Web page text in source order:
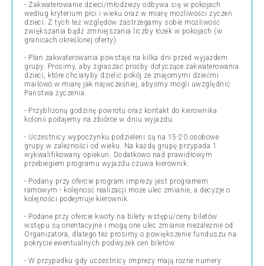
- Zakwaterowanie dzieci/młodzieży odbywa się w pokojach
według kryterium płci i wieku oraz w miarę możliwości życzeń
dzieci. Z tych też względów zastrzegamy sobie możliwość
zwiększania bądź zmniejszania liczby łóżek w pokojach (w
granicach określonej oferty).
- Plan zakwaterowania powstaje na kilka dni przed wyjazdem
grupy. Prosimy, aby zgłaszać prośby dotyczące zakwaterowania
dzieci, które chciałyby dzielić pokój ze znajomymi dziećmi
mailowo w miarę jak najwcześniej, abyśmy mogli uwzględnić
Państwa życzenia.
- Przybliżoną godzinę powrotu oraz kontakt do kierownika
kolonii podajemy na zbiórce w dniu wyjazdu.
- Uczestnicy wypoczynku podzieleni są na 15-20 osobowe
grupy w zależności od wieku. Na każdą grupę przypada 1
wykwalifikowany opiekun. Dodatkowo nad prawidłowym
przebiegiem programu wyjazdu czuwa kierownik.
- Podany przy ofercie program imprezy jest programem
ramowym - kolejność realizacji może ulec zmianie, a decyzje o
kolejności podejmuje kierownik.
- Podane przy ofercie kwoty na bilety wstępu/ceny biletów
wstępu są orientacyjne i mogą one ulec zmianie niezależnie od
Organizatora, dlatego też prosimy o powiększenie funduszu na
pokrycie ewentualnych podwyżek cen biletów.
- W przypadku gdy uczestnicy imprezy mają rożne numery